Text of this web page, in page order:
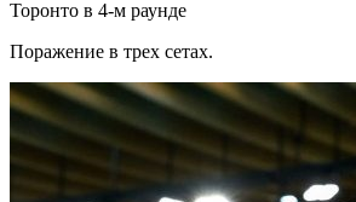
Торонто в 4-м раунде
Поражение в трех сетах.